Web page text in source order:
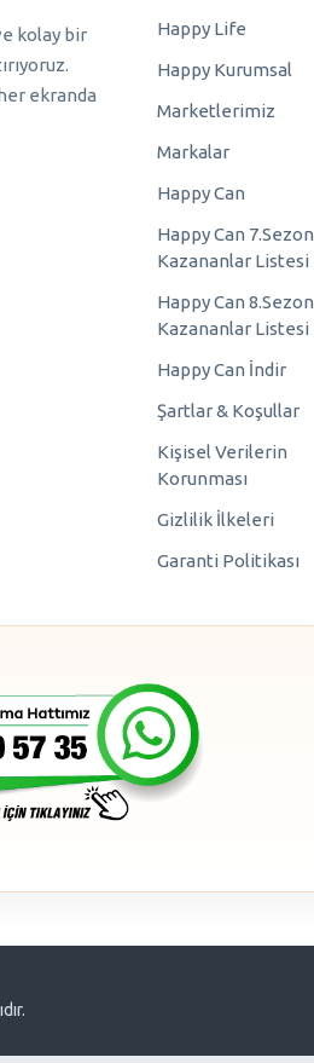
kolay bir
ekranda
Happy Life
Happy Kurumsal
Marketlerimiz
Markalar
Happy Can
Happy Can 7.Sezon
Kazananlar Listesi
Happy Can 8.Sezon
Kazananlar Listesi
Happy Can İndir
Şartlar & Koşullar
Kişisel Verilerin
Korunması
Gizlilik İlkeleri
Garanti Politikası